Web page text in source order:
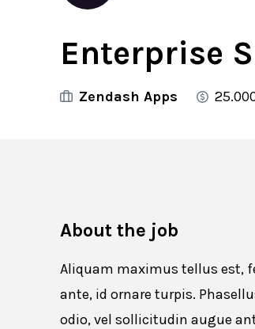
Enterprise
Zendash Apps
About the job
Aliquam maximus tellus est,
ante, id ornare turpis.
odio, vel sollicitudin augue